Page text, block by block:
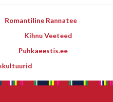
Romantiline Rannatee
Kihnu Veeteed
Puhkaeestis.ee